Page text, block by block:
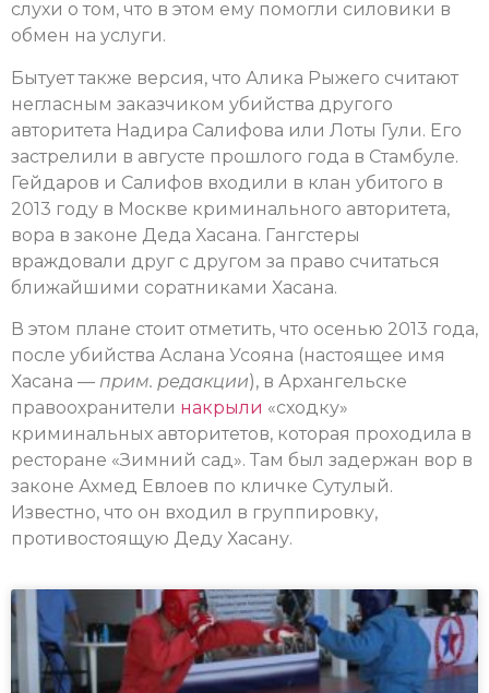
слухи о том, что в этом ему помогли силовики в
обмен на услуги.
Бытует также версия, что Алика Рыжего считают
негласным заказчиком убийства другого
авторитета Надира Салифова или Лоты Гули. Его
застрелили в августе прошлого года в Стамбуле.
Гейдаров и Салифов входили в клан убитого в
2013 году в Москве криминального авторитета,
вора в законе Деда Хасана. Гангстеры
враждовали друг с другом за право считаться
ближайшими соратниками Хасана.
В этом плане стоит отметить, что осенью 2013 года,
после убийства Аслана Усояна (настоящее имя
Хасана — прим. редакции), в Архангельске
правоохранители накрыли «сходку»
криминальных авторитетов, которая проходила в
ресторане «Зимний сад». Там был задержан вор в
законе Ахмед Евлоев по кличке Сутулый.
Известно, что он входил в группировку,
противостоящую Деду Хасану.